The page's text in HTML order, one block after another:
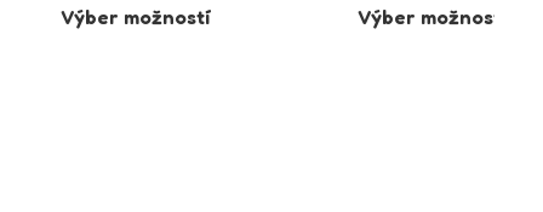
Výber možností Výber možností